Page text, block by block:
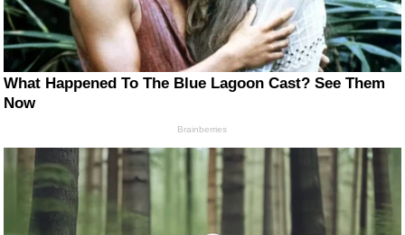
What Happened To The Blue Lagoon Cast? See Them
Now
Brainberries